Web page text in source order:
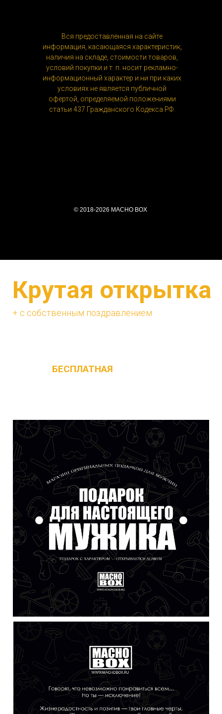
© 2018-2026 MACHO BOX
Вся предоставленная на сайте
информация, касающаяся характеристик,
наличия на складе, стоимости товаров,
условий покупки и т. п. носит рекламно-
информационный характер и ни при каких
условиях не является публичной
офертой, определяемой положениями
статьи 437 Гражданского Кодекса РФ.
БЕСПЛАТНАЯ
+ с собственным поздравлением
Крутая открытка